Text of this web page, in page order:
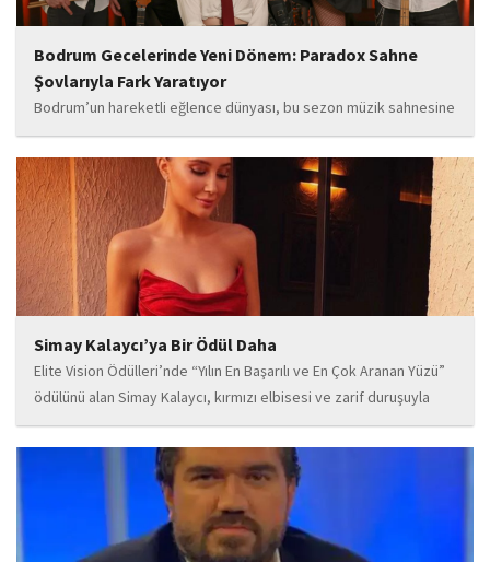
Bodrum Gecelerinde Yeni Dönem: Paradox Sahne
Şovlarıyla Fark Yaratıyor
Bodrum’un hareketli eğlence dünyası, bu sezon müzik sahnesine
iddialı bir giriş yapan “Paradox” ile yeni bir enerji kazanıyor. Güçlü
sahne performansı, uluslararası standartlardaki repertuarı ve
deneyimli müzisyen kadrosuyla dikkat çeken...
Simay Kalaycı’ya Bir Ödül Daha
Elite Vision Ödülleri’nde “Yılın En Başarılı ve En Çok Aranan Yüzü”
ödülünü alan Simay Kalaycı, kırmızı elbisesi ve zarif duruşuyla
geceye damga vurdu. Takı markasıyla da dikkat çeken Kalaycı,
Wilma...